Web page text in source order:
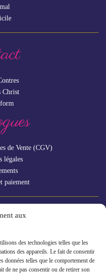
aux
des technologies telles que les
des appareils. Le fait de consentir
données telles que le comportement de
de ne pas consentir ou de retirer son
Christ
de Vente (CGV)
légales
paiement
?
RHF